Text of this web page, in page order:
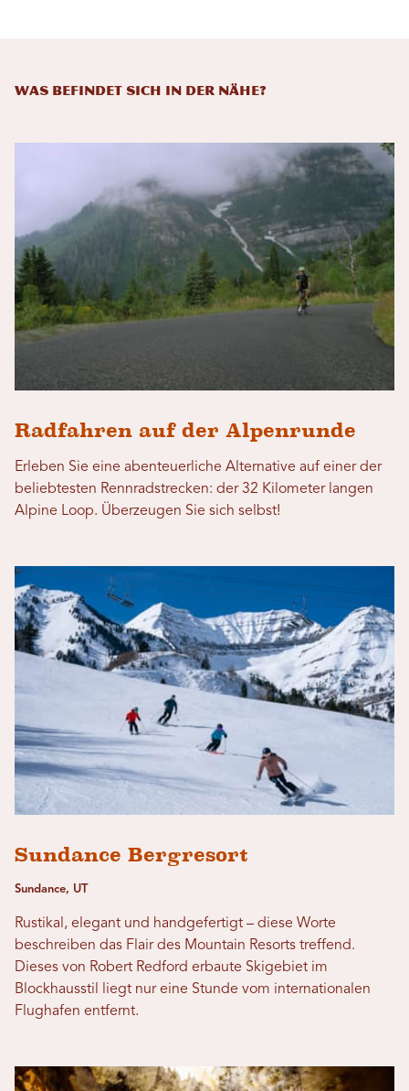
Was befindet sich in der Nähe?
Radfahren auf der Alpenrunde
Erleben Sie eine abenteuerliche Alternative auf einer der
beliebtesten Rennradstrecken: der 32 Kilometer langen
Alpine Loop. Überzeugen Sie sich selbst!
Sundance Bergresort
Sundance, UT
Rustikal, elegant und handgefertigt – diese Worte
beschreiben das Flair des Mountain Resorts treffend.
Dieses von Robert Redford erbaute Skigebiet im
Blockhausstil liegt nur eine Stunde vom internationalen
Flughafen entfernt.